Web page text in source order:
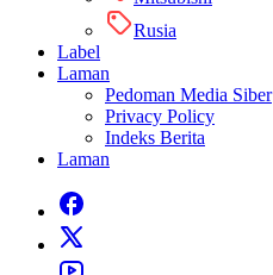
Rusia
Label
Laman
Pedoman Media Siber
Privacy Policy
Indeks Berita
Laman